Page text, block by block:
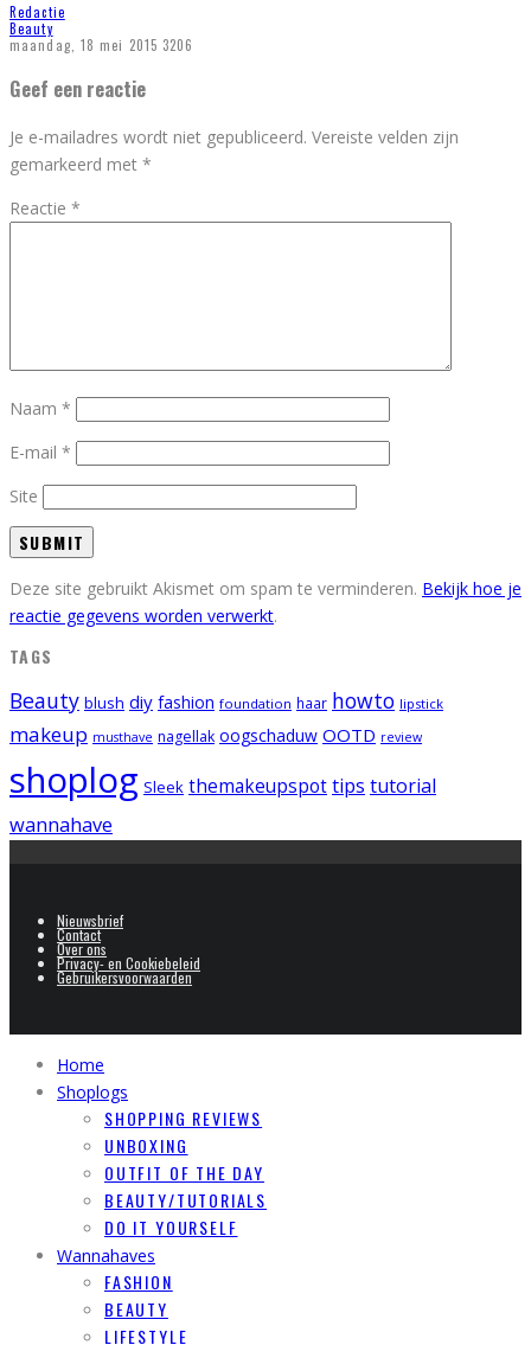
Redactie
Beauty
maandag, 18 mei 2015 3206
Geef een reactie
Je e-mailadres wordt niet gepubliceerd. Vereiste velden zijn
gemarkeerd met *
Reactie *
Naam *
E-mail *
Site
Deze site gebruikt Akismet om spam te verminderen. Bekijk hoe je
reactie gegevens worden verwerkt.
TAGS
Beauty blush diy fashion foundation haar howto lipstick
makeup musthave nagellak oogschaduw OOTD review
shoplog Sleek themakeupspottips tutorial
wannahave
Nieuwsbrief
Contact
Over ons
Privacy- en Cookiebeleid
Gebruikersvoorwaarden
Home
Shoplogs
SHOPPING REVIEWS
UNBOXING
OUTFIT OF THE DAY
BEAUTY/TUTORIALS
DO IT YOURSELF
Wannahaves
FASHION
BEAUTY
LIFESTYLE